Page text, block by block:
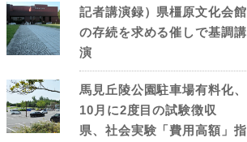
記者講演録）県橿原文化会館
の存続を求める催しで基調講
演
馬見丘陵公園駐車場有料化、
10月に2度目の試験徴収
県、社会実験「費用高額」指